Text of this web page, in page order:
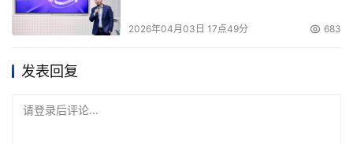
2026年04月03日 17点49分 683
发表回复
请登录后评论...